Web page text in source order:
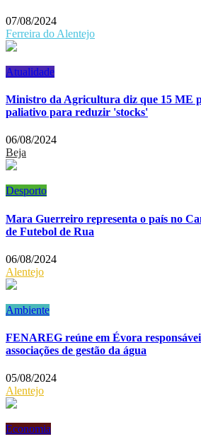
07/08/2024
Ferreira do Alentejo
Atualidade
Ministro da Agricultura diz que 15 ME
paliativo para reduzir 'stocks'
06/08/2024
Beja
Desporto
Mara Guerreiro representa o país no
de Futebol de Rua
06/08/2024
Alentejo
Ambiente
FENAREG reúne em Évora
associações de gestão da água
05/08/2024
Alentejo
Economia